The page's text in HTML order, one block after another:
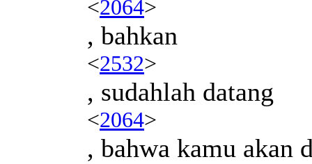
<2064>
, bahkan
<2532>
, sudahlah datang
<2064>
, bahwa kamu akan